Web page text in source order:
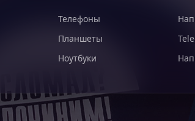
Телефоны
Планшеты
Ноутбуки